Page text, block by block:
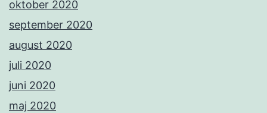
oktober 2020
september 2020
august 2020
juli 2020
juni 2020
maj 2020